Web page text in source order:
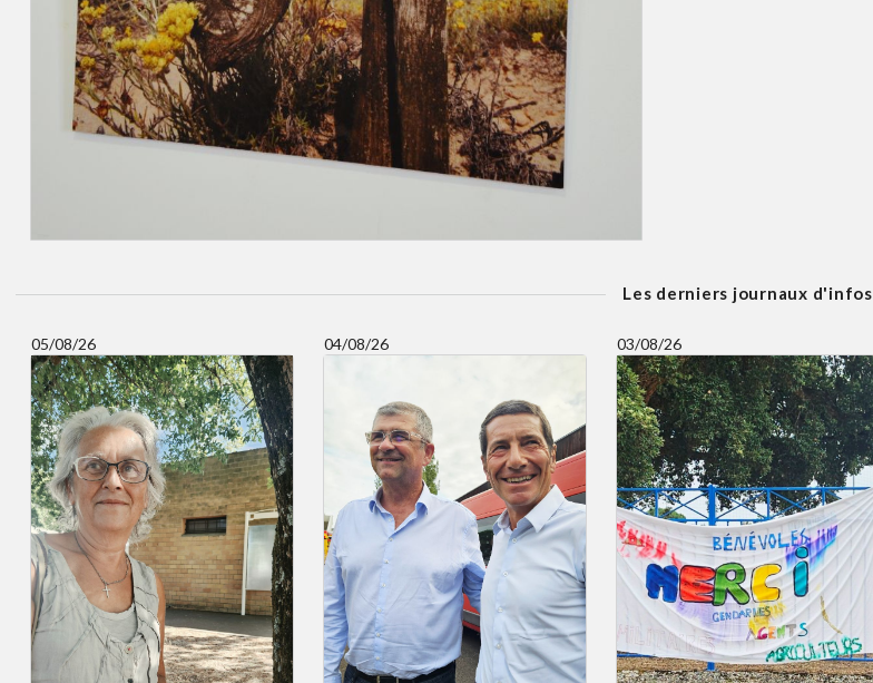
Les derniers journaux d'infos
05/08/26 04/08/26 03/08/26